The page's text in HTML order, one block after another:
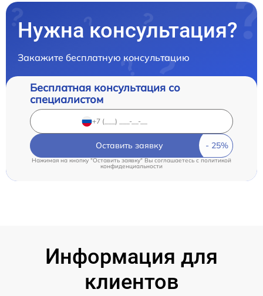
Нужна консультация?
Закажите бесплатную консультацию
Бесплатная консультация со
специалистом
Оставить заявку
Нажимая на кнопку "Оставить заявку" Вы соглашаетесь cполитикой
конфиденциальности
Информация для
клиентов